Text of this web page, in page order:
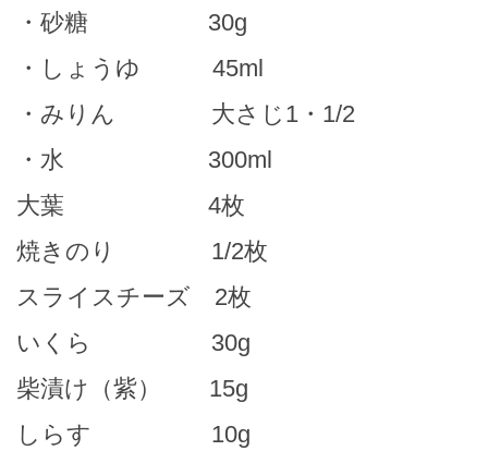
・砂糖 30g
・しょうゆ 45ml
・みりん 大さじ1・1/2
・水 300ml
大葉 4枚
焼きのり 1/2枚
スライスチーズ 2枚
いくら 30g
柴漬け（紫） 15g
しらす 10g